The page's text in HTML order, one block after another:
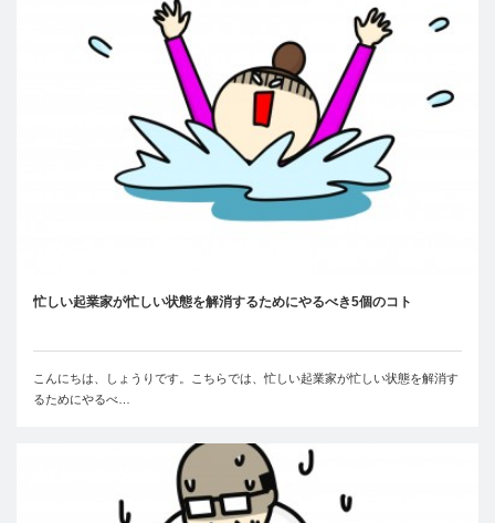
忙しい起業家が忙しい状態を解消するためにやるべき5個のコト
こんにちは、しょうりです。こちらでは、忙しい起業家が忙しい状態を解消す
るためにやるべ…